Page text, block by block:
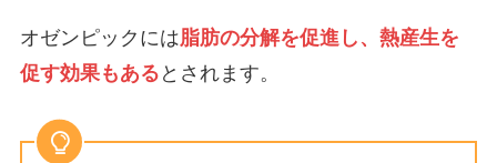
オゼンピックには脂肪の分解を促進し、熱産生を
促す効果もある とされます。